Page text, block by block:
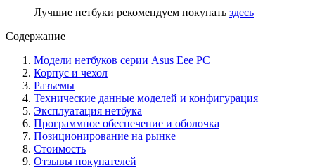
Лучшие нетбуки рекомендуем покупать здесь
Содержание
Модели нетбуков серии Asus Eee PC
Корпус и чехол
Разъемы
Технические данные моделей и конфигурация
Эксплуатация нетбука
Программное обеспечение и оболочка
Позиционирование на рынке
Стоимость
Отзывы покупателей